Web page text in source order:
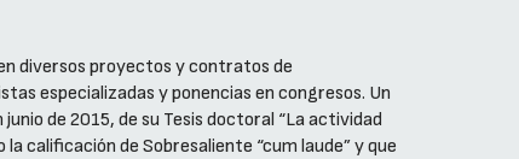
diversos proyectos y contratos de
especializadas y ponencias en congresos. Un
de 2015, de su Tesis doctoral “La actividad
calificación de Sobresaliente “cum laude” y que